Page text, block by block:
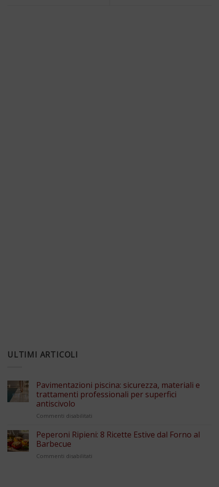
ULTIMI ARTICOLI
Pavimentazioni piscina: sicurezza, materiali e
trattamenti professionali per superfici
antiscivolo
Commenti disabilitati
piscina:
Peperoni Ripieni: 8 Ricette Estive dal Forno al
Barbecue
Commenti disabilitati